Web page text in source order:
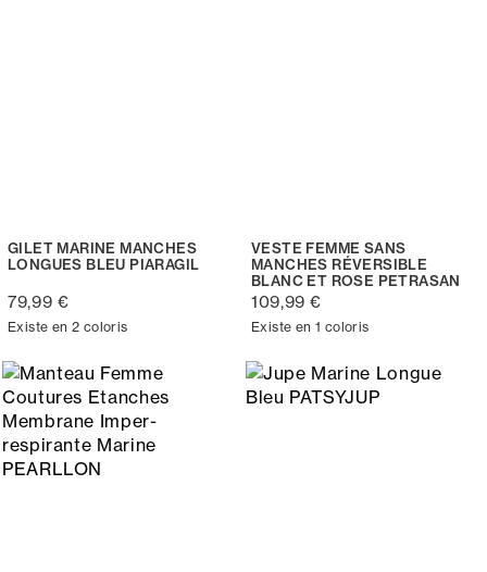
GILET MARINE MANCHES
LONGUES BLEU PIARAGIL
79,99 €
Existe en 2 coloris
VESTE FEMME SANS
MANCHES RÉVERSIBLE
BLANC ET ROSE PETRASAN
109,99 €
Existe en 1 coloris